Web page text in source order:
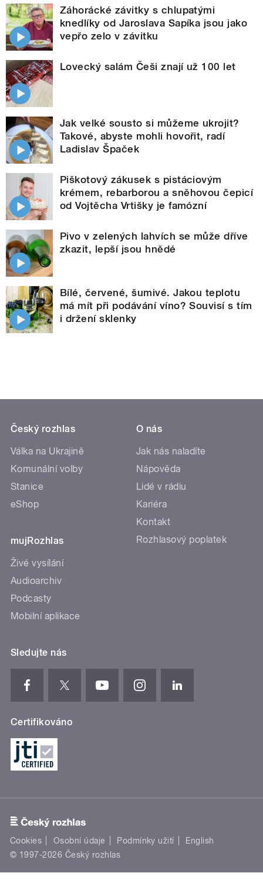
Záhorácké závitky s chlupatými
knedlíky od Jaroslava Sapíka jsou jako
vepřo zelo v závitku
Lovecký salám Češi znají už 100 let
Jak velké sousto si můžeme ukrojit?
Takové, abyste mohli hovořit, radí
Ladislav Špaček
Piškotový zákusek s pistáciovým
krémem, rebarborou a sněhovou čepicí
od Vojtěcha Vrtišky je famózní
Pivo v zelených lahvích se může dříve
zkazit, lepší jsou hnědé
Bílé, červené, šumivé. Jakou teplotu
má mít při podávání víno? Souvisí s tím
i držení sklenky
Český rozhlas
Válka na Ukrajině
Komunální volby
Stanice
eShop
mujRozhlas
Živé vysílání
Audioarchiv
Podcasty
Mobilní aplikace
O nás
Jak nás naladíte
Nápověda
Lidé v rádiu
Kariéra
Kontakt
Rozhlasový poplatek
Sledujte nás
Certifikováno
Cookies Osobní údaje Podmínky užití
English
© 1997-2026 Český rozhlas